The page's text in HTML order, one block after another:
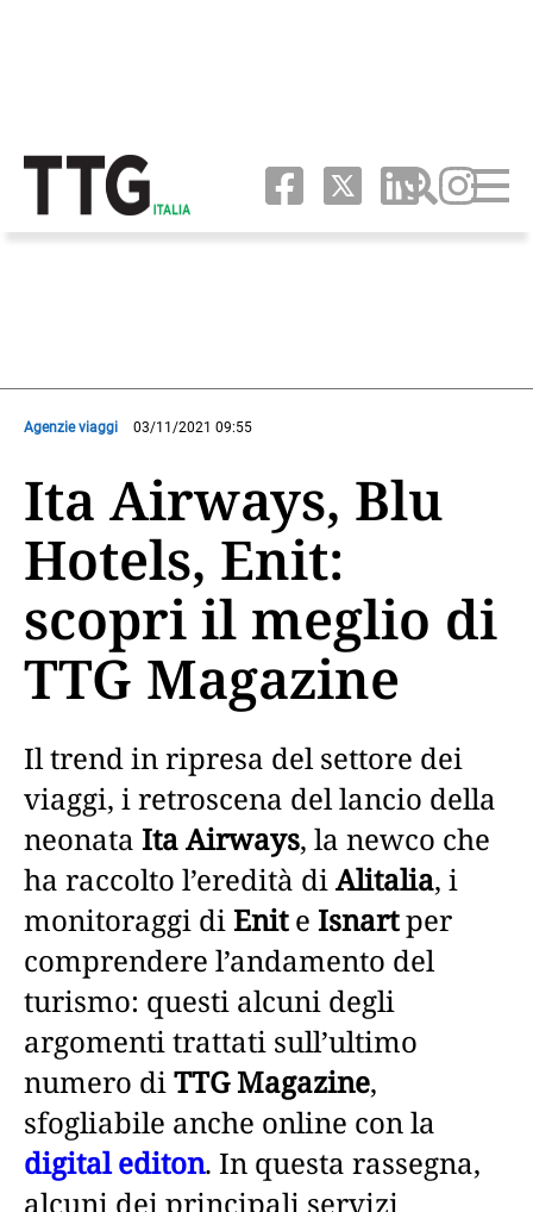
Agenzie viaggi 03/11/2021 09:55
Ita Airways, Blu
Hotels, Enit:
scopri il meglio di
TTG Magazine
Il trend in ripresa del settore dei
viaggi, i retroscena del lancio della
neonata Ita Airways, la newco che
ha raccolto l’eredità diAlitalia, i
monitoraggi diEnite Isnartper
comprendere l’andamento del
turismo: questi alcuni degli
argomenti trattati sull’ultimo
numero diTTG Magazine,
sfogliabile anche online con la
digital editon. In questa rassegna,
alcuni dei principali servizi